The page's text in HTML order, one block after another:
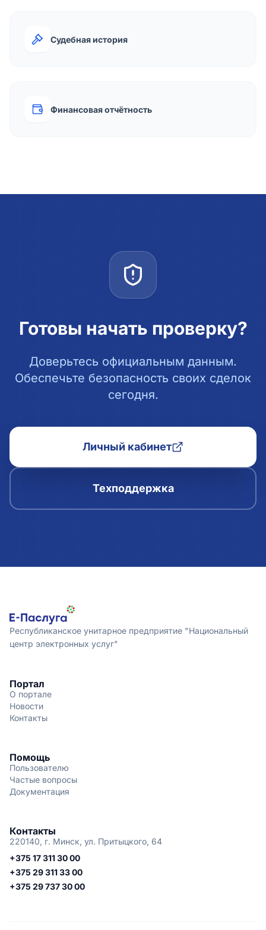
Судебная история
Финансовая отчётность
Готовы начать проверку?
Доверьтесь официальным данным.
Обеспечьте безопасность своих сделок
сегодня.
Личный кабинет
Техподдержка
Республиканское унитарное предприятие "Национальный
центр электронных услуг"
Портал
О портале
Новости
Контакты
Помощь
Пользователю
Частые вопросы
Документация
Контакты
220140, г. Минск, ул. Притыцкого, 64
+375 17 311 30 00
+375 29 311 33 00
+375 29 737 30 00